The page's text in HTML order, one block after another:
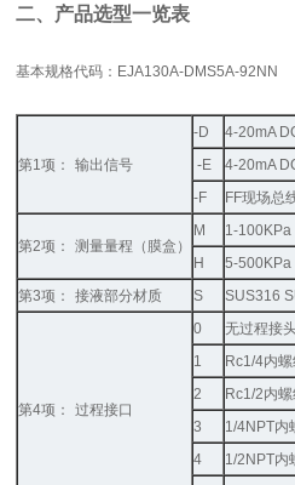
二、产品选型一览表
基本规格代码： EJA130A-DMS5A-92NN
第1项： 输出信号
-D 4-20mA
-E
4-20mA
-F
FF现场总
第2项： 测量量程（膜盒）
M
1-100KPa
H
5-500KPa
第3项： 接液部分材质 S SUS316
第4项： 过程接口
0 无过程接
1
Rc1/4内
2
Rc1/2内
3
1/4NPT内
4
1/2NPT内